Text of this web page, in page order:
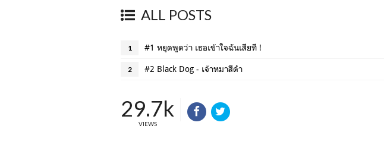
ALL POSTS
1 #1 หยุดพูดว่า เธอเข้าใจฉันเสียที !
2 #2 Black Dog - เจ้าหมาสีดำ
29.7k
VIEWS